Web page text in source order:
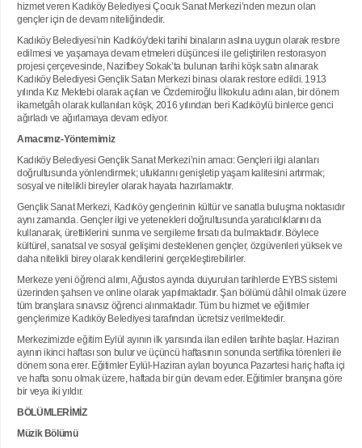
hizmet veren Kadıköy Belediyesi Çocuk Sanat Merkezi’nden mezun olan
gençler için de devam niteliğindedir.
Kadıköy Belediyesi’nin Kadıköy'deki tarihi binaların aslına uygun olarak restore
edilmesi ve yaşamaya devam etmeleri düşüncesi ile geliştirilen restorasyon
projesi çerçevesinde, Nazifbey Sokak’ta bulunan tarihi köşk satın alınarak
Kadıköy Belediyesi Gençlik Satan Merkezi binası olarak restore edildi. 1913
yılında Kız Mektebi olarak açılan ve Özdemiroğlu İlkokulu adını alan, bir dönem
ikametgâh olarak kullanılan köşk, 2016 yılından beri Kadıköylü binlerce genci
ağırladı ve ağırlamaya devam ediyor.
Amacımız-Yöntemimiz
Kadıköy Belediyesi Gençlik Sanat Merkezi’nin amacı: Gençleri ilgi alanları
doğrultusunda yönlendirmek; ufuklarını genişletip yaşam kalitesini artırmak;
sosyal ve nitelikli bireyler olarak hayata hazırlamaktır.
Gençlik Sanat Merkezi, Kadıköy gençlerinin kültür ve sanatla buluşma noktasıdır
aynı zamanda. Gençler ilgi ve yetenekleri doğrultusunda yaratıcılıklarını da
kullanarak, ürettiklerini sunma ve sergileme fırsatı da bulmaktadır. Böylece
kültürel, sanatsal ve sosyal gelişimi desteklenen gençler, özgüvenleri yüksek ve
daha nitelikli birey olarak kendilerini gerçekleştirebilirler.
Merkeze yeni öğrenci alımı, Ağustos ayında duyurulan tarihlerde EYBS sistemi
üzerinden şahsen ve online olarak yapılmaktadır. Şan bölümü dâhil olmak üzere
tüm branşlara sınavsız öğrenci alınmaktadır. Tüm bu hizmet ve eğitimler
gençlerimize Kadıköy Belediyesi tarafından ücretsiz verilmektedir.
Merkezimizde eğitim Eylül ayının ilk yarısında ilan edilen tarihte başlar. Haziran
ayının ikinci haftası son bulur ve üçüncü haftasının sonunda sertifika törenleri ile
dönem sona erer. Eğitimler Eylül-Haziran ayları boyunca Pazartesi hariç hafta içi
ve hafta sonu olmak üzere, haftada bir gün devam eder. Eğitimler branşına göre
bir veya iki yıldır.
BÖLÜMLERİMİZ
Müzik Bölümü